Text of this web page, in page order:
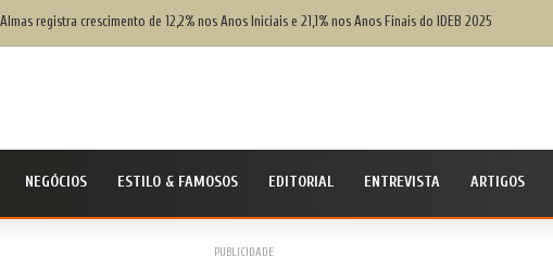
registra crescimento de 12,2% nos Anos Iniciais e 21,1% nos Anos Finais do IDEB 2025
NEGÓCIOS ESTILO & FAMOSOS EDITORIAL ENTREVISTA ARTIGOS
PUBLICIDADE